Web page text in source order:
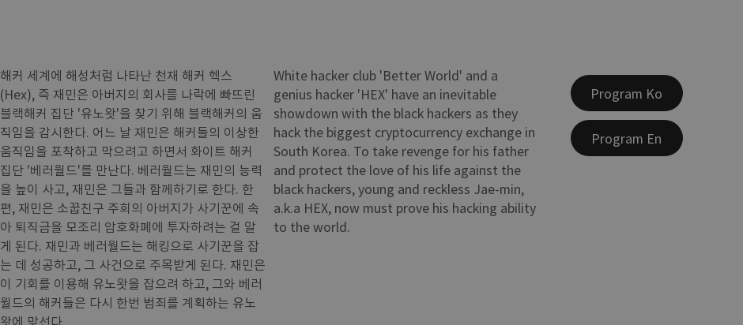
해커 세계에 해성처럼 나타난 천재 해커 헥스
(Hex), 즉 재민은 아버지의 회사를 나락에 빠뜨린
블랙해커 집단 '유노왓'을 찾기 위해 블랙해커의 움
직임을 감시한다. 어느 날 재민은 해커들의 이상한
움직임을 포착하고 막으려고 하면서 화이트 해커
집단 '베러월드'를 만난다. 베러월드는 재민의 능력
을 높이 사고, 재민은 그들과 함께하기로 한다. 한
편, 재민은 소꿉친구 주희의 아버지가 사기꾼에 속
아 퇴직금을 모조리 암호화폐에 투자하려는 걸 알
게 된다. 재민과 베러월드는 해킹으로 사기꾼을 잡
는 데 성공하고, 그 사건으로 주목받게 된다. 재민은
이 기회를 이용해 유노왓을 잡으려 하고, 그와 베러
월드의 해커들은 다시 한번 범죄를 계획하는 유노
왓에 맞선다.
White hacker club 'Better World' and a
genius hacker 'HEX' have an inevitable
showdown with the black hackers as they
hack the biggest cryptocurrency exchange in
South Korea. To take revenge for his father
and protect the love of his life against the
black hackers, young and reckless Jae-min,
a.k.a HEX, now must prove his hacking ability
to the world.
Program Ko
Program En